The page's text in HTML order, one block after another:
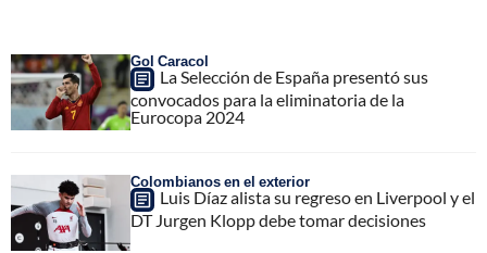
Gol Caracol
La Selección de España presentó sus
convocados para la eliminatoria de la
Eurocopa 2024
Colombianos en el exterior
Luis Díaz alista su regreso en Liverpool y el
DT Jurgen Klopp debe tomar decisiones